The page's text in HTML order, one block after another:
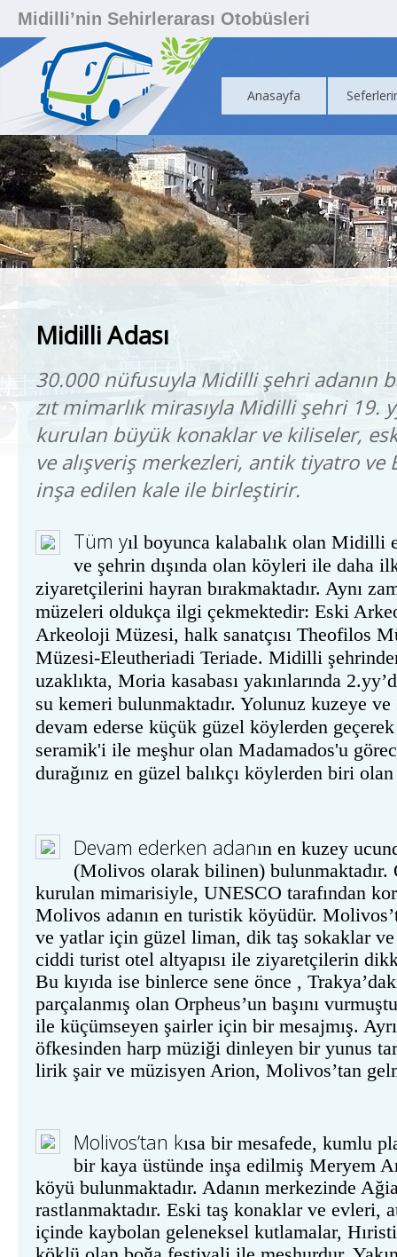
Midilli’nin Sehirlerarası Otobüsleri
Anasayfa
Midilli Adası
30.000 nüfusuyla Midilli şehri adanın
zıt mimarlık mirasıyla Midilli şehri 19.
kurulan büyük konaklar ve kiliseler,
ve alışveriş merkezleri, antik tiyatro ve
inşa edilen kale ile birleştirir.
Tüm yıl boyunca kalabalık olan Midilli
ve şehrin dışında olan köyleri ile daha
ziyaretçilerini hayran bırakmaktadır. Aynı
müzeleri oldukça ilgi çekmektedir: Eski
Arkeoloji Müzesi, halk sanatçısı Theofilos
Müzesi-Eleutheriadi Teriade. Midilli
uzaklıkta, Moria kasabası yakınlarında
su kemeri bulunmaktadır. Yolunuz kuzeye ve
devam ederse küçük güzel köylerden
seramik'i ile meşhur olan Madamados'u
durağınız en güzel balıkçı köylerden biri
Devam ederken adanın en kuzey
(Molivos olarak bilinen) bulunmaktadır.
kurulan mimarisiyle, UNESCO tarafından
Molivos adanın en turistik köyüdür.
ve yatlar için güzel liman, dik taş sokaklar
ciddi turist otel altyapısı ile ziyaretçilerin
Bu kıyıda ise binlerce sene önce ,
parçalanmış olan Orpheus’un başını
ile küçümseyen şairler için bir mesajmış.
öfkesinden harp müziği dinleyen bir yunus
lirik şair ve müzisyen Arion, Molivos’tan
Molivos’tan kısa bir mesafede, kumlu
bir kaya üstünde inşa edilmiş Meryem
köyü bulunmaktadır. Adanın merkezinde
rastlanmaktadır. Eski taş konaklar ve evleri,
içinde kaybolan geleneksel kutlamalar,